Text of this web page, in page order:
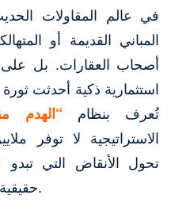
في عالم المقاولات
المباني القديمة أو
أصحاب العقارات. بل
استثمارية ذكية أحدثت
تُعرف بنظام “الهدم
الاستراتيجية لا توفر
تحول الأنقاض التي تبدو
حقيقية ومورد اقتصادي مستدام.